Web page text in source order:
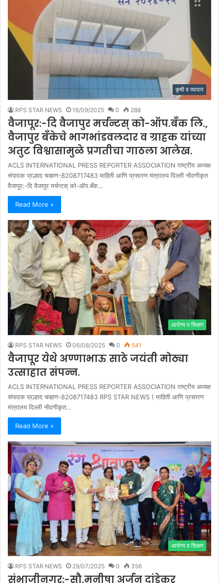
कृषी व व्यापार
RPS STAR NEWS 16/09/2025 0 288
वैजापूर:-दि वैजापुर मर्चन्टस् को-ऑप.बँक लि.,
वैजापुर बँकेचे भागभांडवलदार व ग्राहक यांच्या
अतुट विश्वासामुळे प्रगतीचा गाठला आलेख.
ACLS INTERNATIONAL PRESS REPORTER ASSOCIATION राष्ट्रीय अध्यक्ष
संपादक प्रल्हाद चव्हाण-8208717483 माहिती आणि प्रसारण मंत्रालय दिल्ली नोंदणीकृत
वैजापूर:-दि वैजापुर मर्चन्टस् को-ऑप.बँक…
Read More »
आरोग्य व शिक्षण
RPS STAR NEWS 06/08/2025 0 541
वैजापूर येथे अण्णाभाऊ साठे जयंती मोठ्या
उत्साहात संपन्न.
ACLS INTERNATIONAL PRESS REPORTER ASSOCIATION राष्ट्रीय अध्यक्ष
संपादक प्रल्हाद चव्हाण-8208717483 RPS STAR NEWS ( माहिती आणि प्रसारण
मंत्रालय दिल्ली नोंदणीकृत…
Read More »
आरोग्य व शिक्षण
RPS STAR NEWS 29/07/2025 0 356
संभाजीनगर:-सौ.मनीषा अर्जुन दांडेकर